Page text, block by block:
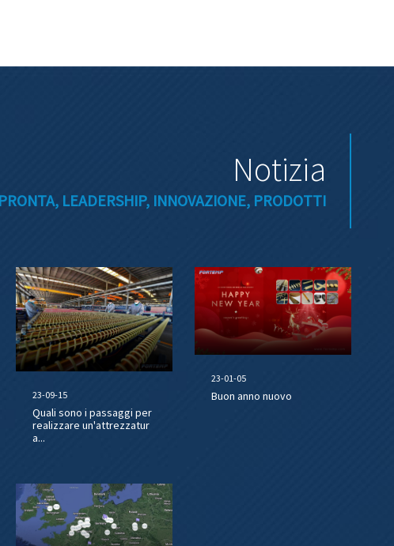
Notizia
LEADERSHIP, INNOVAZIONE, PRODOTTI
23-09-15
Quali sono i passaggi per
realizzare un'attrezzatur
a...
23-01-05
Buon anno nuovo